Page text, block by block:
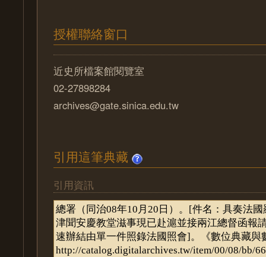
授權聯絡窗口
近史所檔案館閱覽室
02-27898284
archives@gate.sinica.edu.tw
引用這筆典藏
引用資訊